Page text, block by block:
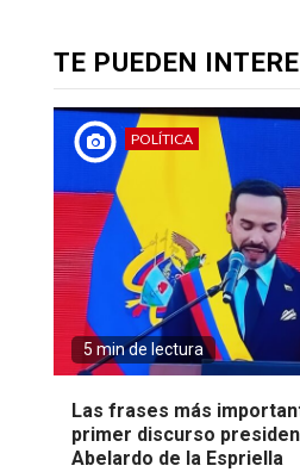
TE PUEDEN
POLÍTICA
5 min de lectura
Las frases más
primer discurso
Abelardo de la Espriella